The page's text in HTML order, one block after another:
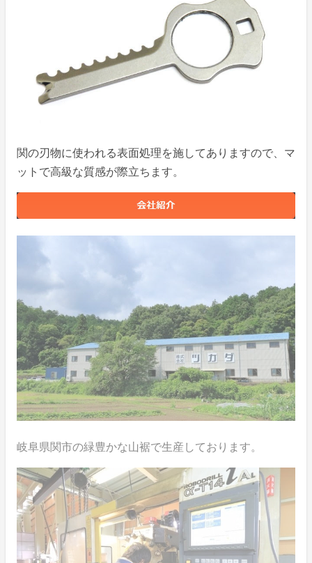
関の刃物に使われる表面処理を施してありますので、マ
ットで高級な質感が際立ちます。
岐阜県関市の緑豊かな山裾で生産しております。